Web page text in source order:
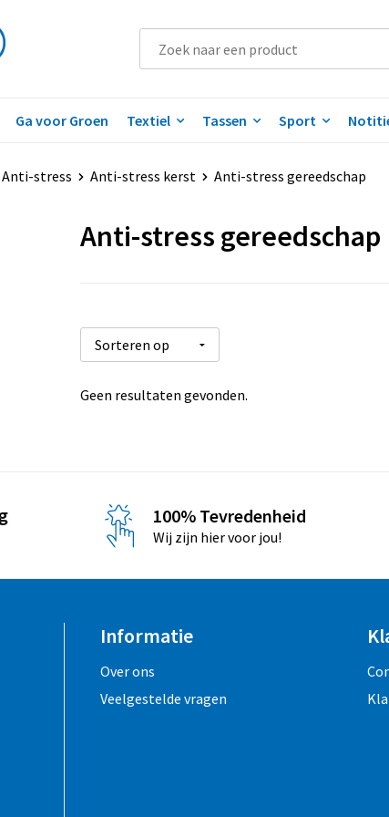
Ga voor Groen Textiel Tassen Sport
Anti-stress Anti-stress kerst Anti-stress gereedschap
Anti-stress gereedschap
Geen resultaten gevonden.
100% Tevredenheid
Wij zijn hier voor jou!
Informatie
Over ons
Veelgestelde vragen